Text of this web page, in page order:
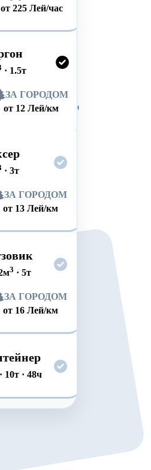
от 225 Лей/час
· 1.5т
ЗА ГОРОДОМ
от 12 Лей/км
· 3т
ЗА ГОРОДОМ
от 13 Лей/км
м3 · 5т
ЗА ГОРОДОМ
от 16 Лей/км
· 10т· 48ч